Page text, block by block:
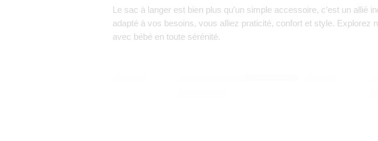
Le sac à langer est bien plus qu’un simple accessoire, c’est un
adapté à vos besoins, vous alliez praticité, confort et style. Explorez
avec bébé en toute sérénité.